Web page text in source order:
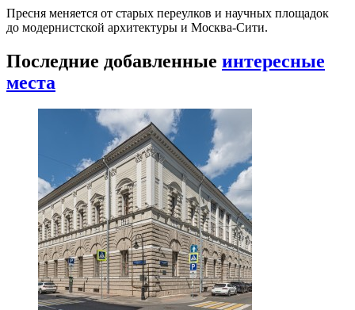
Пресня меняется от старых переулков и научных площадок
до модернистской архитектуры и Москва-Сити.
Последние добавленные интересные
места